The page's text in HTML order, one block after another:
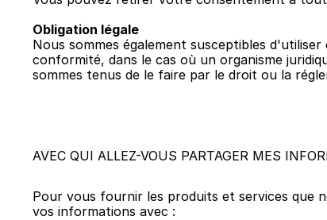
Obligation légale
Nous sommes également susceptibles
conformité, dans le cas où un organisme
sommes tenus de le faire par le droit ou la
AVEC QUI ALLEZ-VOUS PARTAGER MES
Pour vous fournir les produits et services que
vos informations avec :